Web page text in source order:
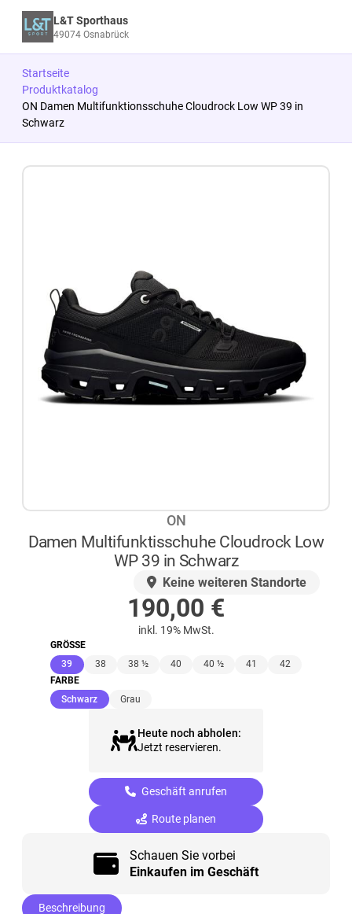
L&T Sporthaus
49074 Osnabrück
Startseite
Produktkatalog
ON Damen Multifunktionsschuhe Cloudrock Low WP 39 in
Schwarz
ON
Damen Multifunktisschuhe Cloudrock Low
WP 39 in Schwarz
Keine weiteren Standorte
190,00 €
inkl. 19% MwSt.
GRÖSSE
39 (ausgewählt)
38 38 ½ 40 40 ½ 41
42
FARBE
Schwarz(ausgewählt)
Grau
Heute noch abholen:
Jetzt reservieren.
Geschäft anrufen
Route planen
Schauen Sie vorbei
Einkaufen im Geschäft
Beschreibung